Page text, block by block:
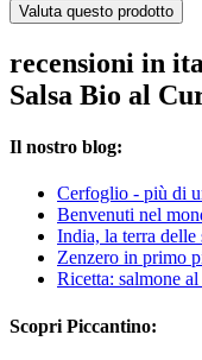
Valuta questo prodotto
recensioni in
Salsa Bio al
Il nostro blog:
Cerfoglio - più di
Benvenuti nel
India, la terra delle
Zenzero in primo
Ricetta: salmone
Scopri Piccantino: